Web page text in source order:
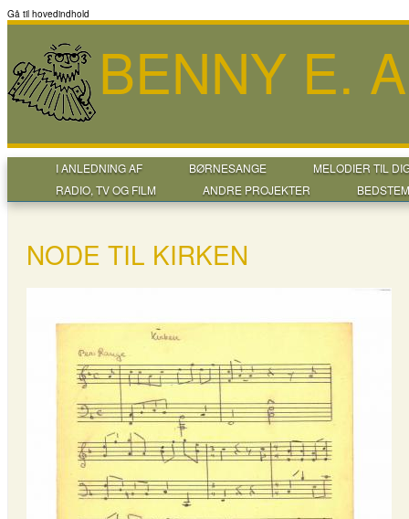
Gå til hovedindhold
BENNY E.
I ANLEDNING AF BØRNESANGE
MELODIER TIL
RADIO, TV OG FILM
ANDRE PROJEKTER
NODE TIL KIRKEN